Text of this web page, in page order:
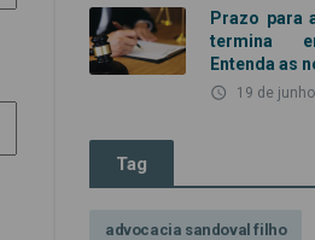
Prazo para
termina
Entenda as
access_time 19 de
Tag
advocacia sandoval filho